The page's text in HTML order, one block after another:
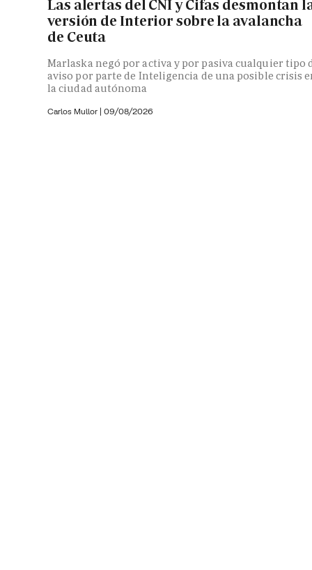
Las alertas del CNI y Cifas desmontan
versión de Interior sobre la avalancha
de Ceuta
Marlaska negó por activa y por pasiva cualquier tipo
aviso por parte de Inteligencia de una posible crisis
la ciudad autónoma
Carlos Mullor | 09/08/2026